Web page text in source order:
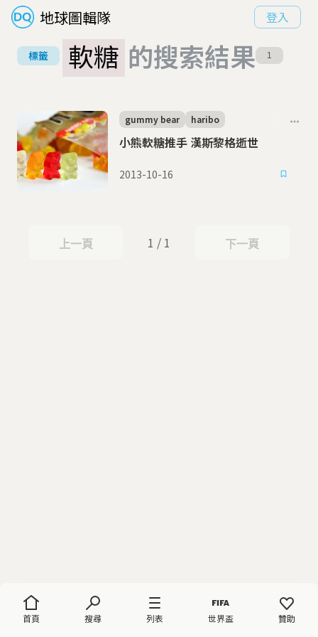
地球圖輯隊 登入
首頁 搜尋 列表 世界盃 贊助
標籤 軟糖 的搜索結果 1
小熊軟糖推手 漢斯黎格逝世
gummy bear haribo
2013-10-16
上一頁
上一頁 1 / 1 下一頁
下一頁